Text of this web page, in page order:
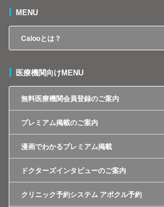
MENU
Calooとは？
医療機関向けMENU
無料医療機関会員登録のご案内
プレミアム掲載のご案内
漫画でわかるプレミアム掲載
ドクターズインタビューのご案内
クリニック予約システム アポクル予約